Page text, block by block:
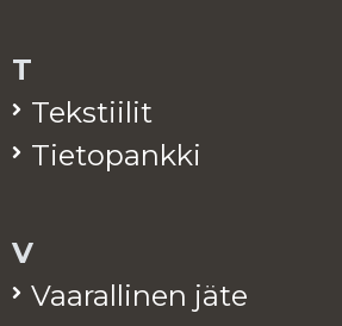
T
Teks­tii­lit
Tie­to­pank­ki
V
Vaa­ral­li­nen jäte